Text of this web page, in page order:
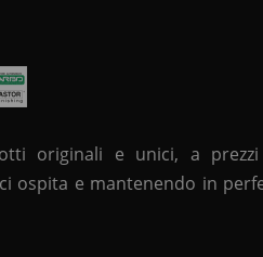
originali e unici, a
ospita e mantenendo in